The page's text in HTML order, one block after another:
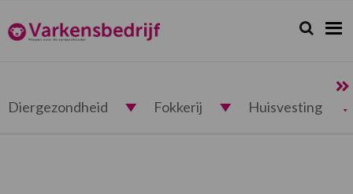
de
hoofdnavigatie
de
hoofd
de
eerste
de
voettekst
Varkensbedrijf.nl Zoeken...
Zoek
Diergezondheid Fokkerij Huisvesting